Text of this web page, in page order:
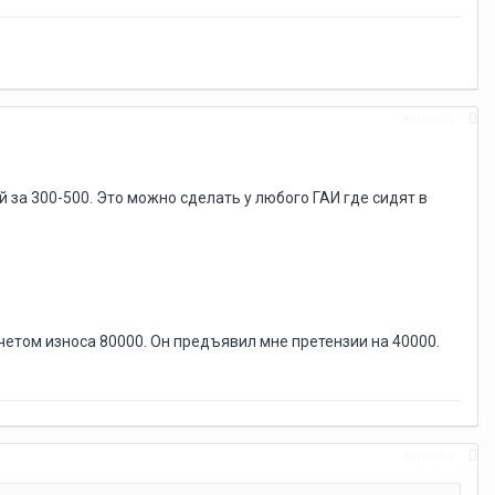
300-500. Это можно сделать у любого ГАИ где сидят в
износа 80000. Он предъявил мне претензии на 40000.